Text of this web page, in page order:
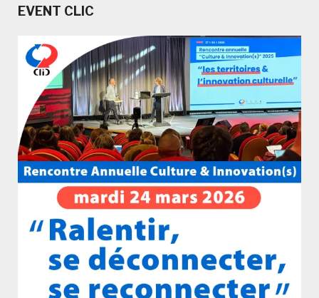
EVENT CLIC